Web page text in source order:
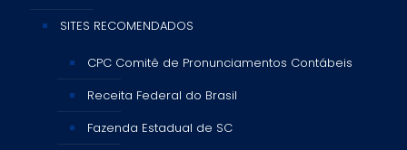
SITES RECOMENDADOS
CPC Comitê de Pronunciamentos Contábeis
Receita Federal do Brasil
Fazenda Estadual de SC